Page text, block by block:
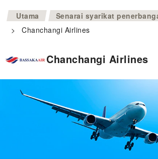
Utama
Senarai syarikat
>
Chanchangi Airlines
Chanchangi Airlines